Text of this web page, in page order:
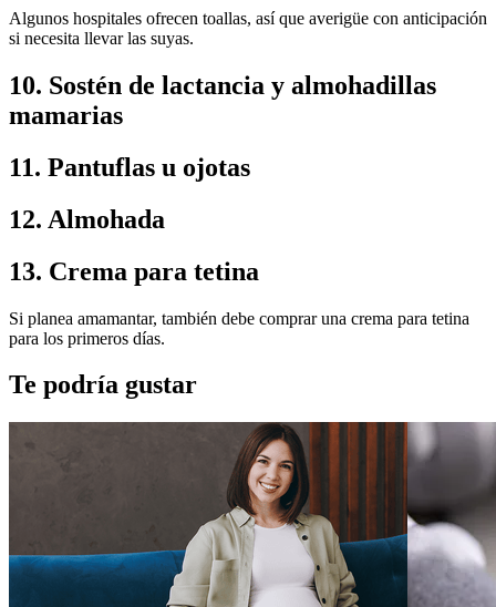
Algunos hospitales ofrecen toallas, así que averigüe con anticipación
si necesita llevar las suyas.
10. Sostén de lactancia y almohadillas
mamarias
11. Pantuflas u ojotas
12. Almohada
13. Crema para tetina
Si planea amamantar, también debe comprar una crema para tetina
para los primeros días.
Te podría gustar